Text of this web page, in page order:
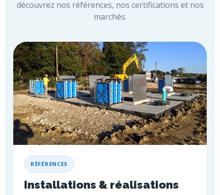
découvrez nos références, nos certifications et nos
marchés.
RÉFÉRENCES
Installations & réalisations